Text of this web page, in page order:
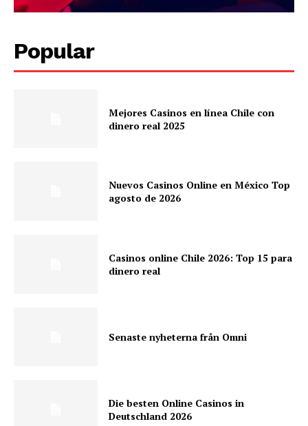
Popular
Mejores Casinos en línea Chile con
dinero real 2025
Nuevos Casinos Online en México Top
agosto de 2026
Casinos online Chile 2026: Top 15 para
dinero real
Senaste nyheterna från Omni
Die besten Online Casinos in
Deutschland 2026